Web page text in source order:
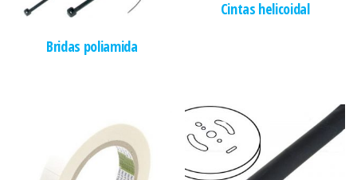
Bridas poliamida
Cintas helicoidal